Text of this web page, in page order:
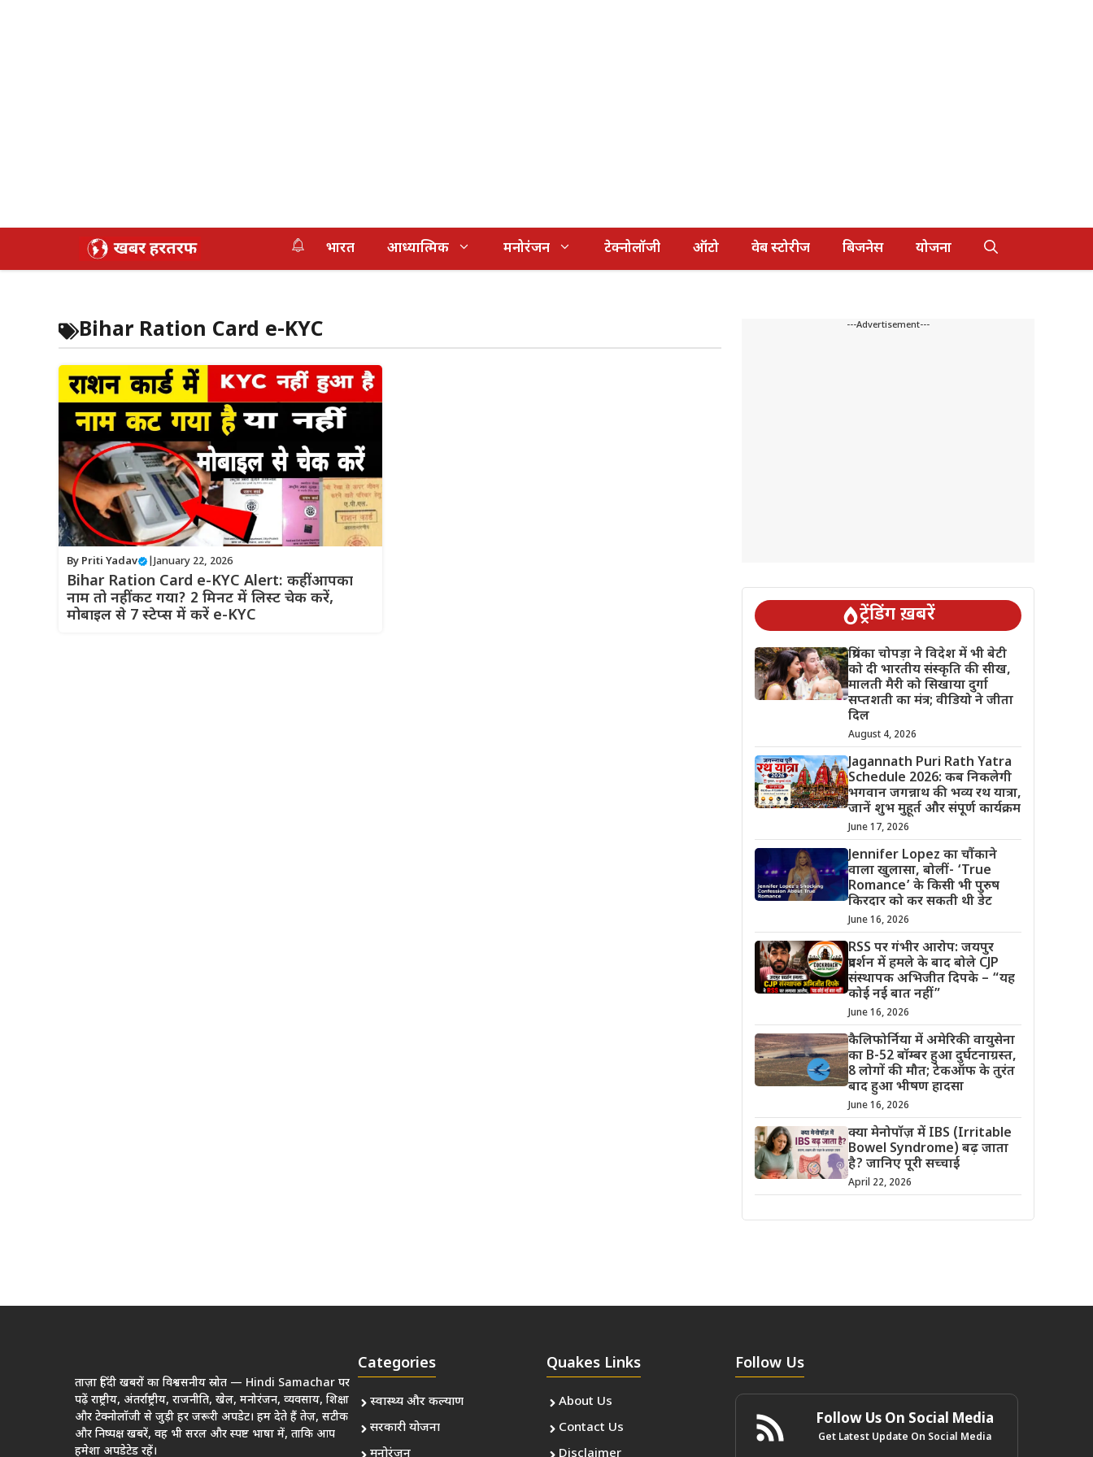
भारत आध्यात्मिक मनोरंजन टेक्नोलॉजी ऑटो वेब स्टोरीज बिजनेस योजना
Bihar Ration Card e-KYC
By Priti Yadav January 22, 2026
Bihar Ration Card e-KYC Alert: कहीं आपका
नाम तो नहीं कट गया? 2 मिनट में लिस्ट चेक करें,
मोबाइल से 7 स्टेप्स में करें e-KYC
---Advertisement---
ट्रेंडिंग ख़बरें
प्रियंका चोपड़ा ने विदेश में भी बेटी
को दी भारतीय संस्कृति की सीख,
मालती मैरी को सिखाया दुर्गा
सप्तशती का मंत्र; वीडियो ने जीता
दिल
August 4, 2026
Jagannath Puri Rath Yatra
Schedule 2026: कब निकलेगी
भगवान जगन्नाथ की भव्य रथ यात्रा,
जानें शुभ मुहूर्त और संपूर्ण कार्यक्रम
June 17, 2026
Jennifer Lopez का चौंकाने
वाला खुलासा, बोलीं- ‘True
Romance’ के किसी भी पुरुष
किरदार को कर सकती थी डेट
June 16, 2026
RSS पर गंभीर आरोप: जयपुर
प्रदर्शन में हमले के बाद बोले CJP
संस्थापक अभिजीत दिपके – “यह
कोई नई बात नहीं”
June 16, 2026
कैलिफोर्निया में अमेरिकी वायुसेना
का B-52 बॉम्बर हुआ दुर्घटनाग्रस्त,
8 लोगों की मौत; टेकऑफ के तुरंत
बाद हुआ भीषण हादसा
June 16, 2026
क्या मेनोपॉज़ में IBS (Irritable
Bowel Syndrome) बढ़ जाता
है? जानिए पूरी सच्चाई
April 22, 2026
ताज़ा हिंदी खबरों का विश्वसनीय स्रोत — Hindi Samachar पर
पढ़ें राष्ट्रीय, अंतर्राष्ट्रीय, राजनीति, खेल, मनोरंजन, व्यवसाय, शिक्षा
और टेक्नोलॉजी से जुड़ी हर जरूरी अपडेट। हम देते हैं तेज़, सटीक
और निष्पक्ष खबरें, वह भी सरल और स्पष्ट भाषा में, ताकि आप
हमेशा अपडेटेड रहें।
Categories
स्वास्थ्य और कल्याण
सरकारी योजना
Quakes Links
About Us
Contact Us
Follow Us
Follow Us On Social Media
Get Latest Update On Social Media